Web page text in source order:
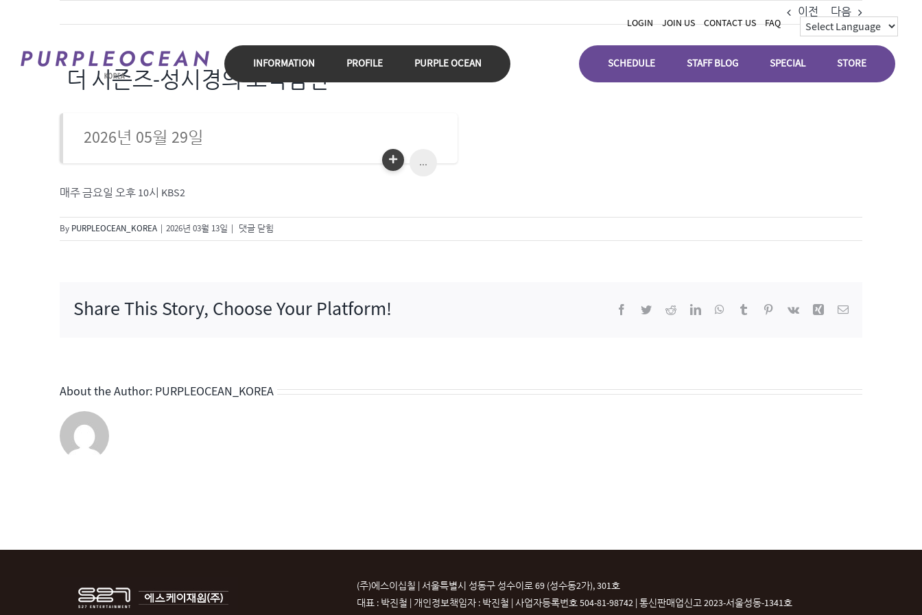
LOGIN JOIN US CONTACT US FAQ
INFORMATION PROFILE PURPLE OCEAN SCHEDULE STAFF BLOG SPECIAL STORE
이전 다음
더 시즌즈-성시경의 고막남친
2026년 05월 29일
...
매주 금요일 오후 10시 KBS2
By PURPLEOCEAN_KOREA 2026년 03월 13일
더
시
시
남
댓글 닫힘
Share This Story, Choose Your Platform! Facebook
TwitterRedditLinkedInWhatsApp
Tumblr Pinterest
Vk Xing 이
About the Author: PURPLEOCEAN_KOREA
(주)에스이십칠 | 서울특별시 성동구 성수이로 69 (성수동2가), 301호
대표 : 박진철 | 개인정보책임자 : 박진철 | 사업자등록번호 504-81-98742 | 통신판매업신고 2023-서울성동-1341호